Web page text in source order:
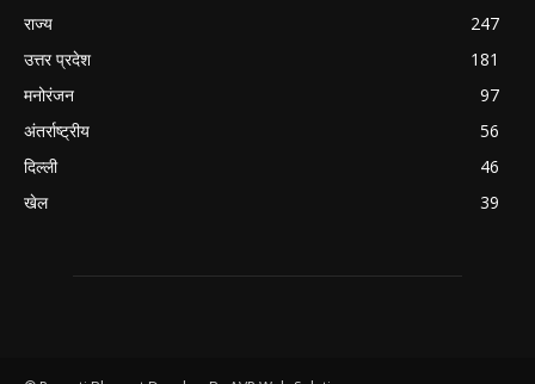
राज्य
247
उत्तर प्रदेश
181
मनोरंजन
97
अंतर्राष्ट्रीय
56
दिल्ली
46
खेल
39